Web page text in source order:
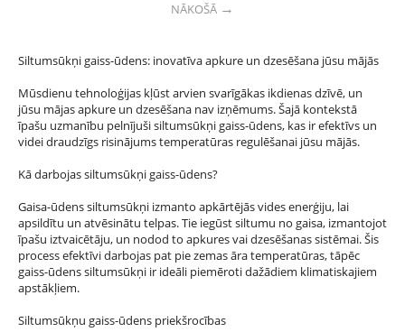
NĀKOŠĀ
Siltumsūkņi gaiss-ūdens: inovatīva apkure un dzesēšana jūsu mājās
Mūsdienu tehnoloģijas kļūst arvien svarīgākas ikdienas dzīvē, un
jūsu mājas apkure un dzesēšana nav izņēmums. Šajā kontekstā
īpašu uzmanību pelnījuši siltumsūkņi gaiss-ūdens, kas ir efektīvs un
videi draudzīgs risinājums temperatūras regulēšanai jūsu mājās.
Kā darbojas siltumsūkņi gaiss-ūdens?
Gaisa-ūdens siltumsūkņi izmanto apkārtējās vides enerģiju, lai
apsildītu un atvēsinātu telpas. Tie iegūst siltumu no gaisa, izmantojot
īpašu iztvaicētāju, un nodod to apkures vai dzesēšanas sistēmai. Šis
process efektīvi darbojas pat pie zemas āra temperatūras, tāpēc
gaiss-ūdens siltumsūkņi ir ideāli piemēroti dažādiem klimatiskajiem
apstākļiem.
Siltumsūkņu gaiss-ūdens priekšrocības